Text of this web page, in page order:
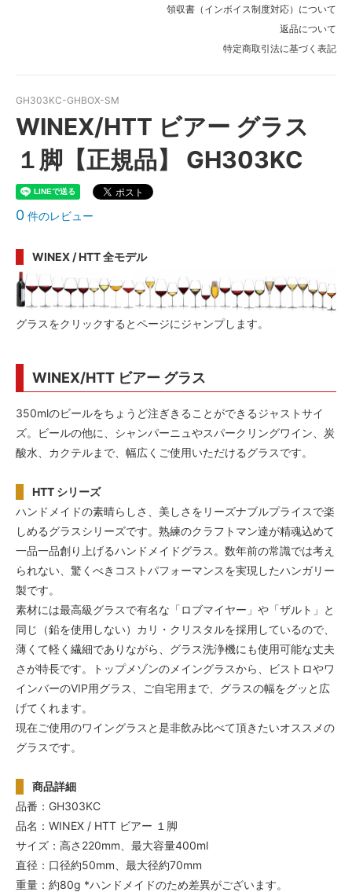
領収書（インボイス制度対応）について
返品について
特定商取引法に基づく表記
GH303KC-GHBOX-SM
WINEX/HTT ビアー グラス
１脚【正規品】 GH303KC
0 件のレビュー
WINEX / HTT 全モデル
グラスをクリックするとページにジャンプします。
WINEX/HTT ビアー グラス
350mlのビールをちょうど注ぎきることができるジャストサイ
ズ。ビールの他に、シャンパーニュやスパークリングワイン、炭
酸水、カクテルまで、幅広くご使用いただけるグラスです。
HTT シリーズ
ハンドメイドの素晴らしさ、美しさをリーズナブルプライスで楽
しめるグラスシリーズです。熟練のクラフトマン達が精魂込めて
一品一品創り上げるハンドメイドグラス。数年前の常識では考え
られない、驚くべきコストパフォーマンスを実現したハンガリー
製です。
素材には最高級グラスで有名な「ロブマイヤー」や「ザルト」と
同じ（鉛を使用しない）カリ・クリスタルを採用しているので、
薄くて軽く繊細でありながら、グラス洗浄機にも使用可能な丈夫
さが特長です。トップメゾンのメイングラスから、ビストロやワ
インバーのVIP用グラス、ご自宅用まで、グラスの幅をグッと広
げてくれます。
現在ご使用のワイングラスと是非飲み比べて頂きたいオススメの
グラスです。
商品詳細
品番：GH303KC
品名：WINEX / HTT ビアー １脚
サイズ：高さ220mm、最大容量400ml
直径：口径約50mm、最大径約70mm
重量：約80g *ハンドメイドのため差異がございます。